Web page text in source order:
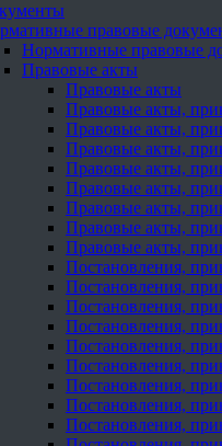
правовые
Нормативные правовые
Правовые акты
Правовые акты
Правовые акты,
Правовые акты,
Правовые акты,
Правовые акты,
Правовые акты,
Правовые акты,
Правовые акты,
Правовые акты,
Постановления,
Постановления,
Постановления,
Постановления,
Постановления,
Постановления,
Постановления,
Постановления,
Постановления,